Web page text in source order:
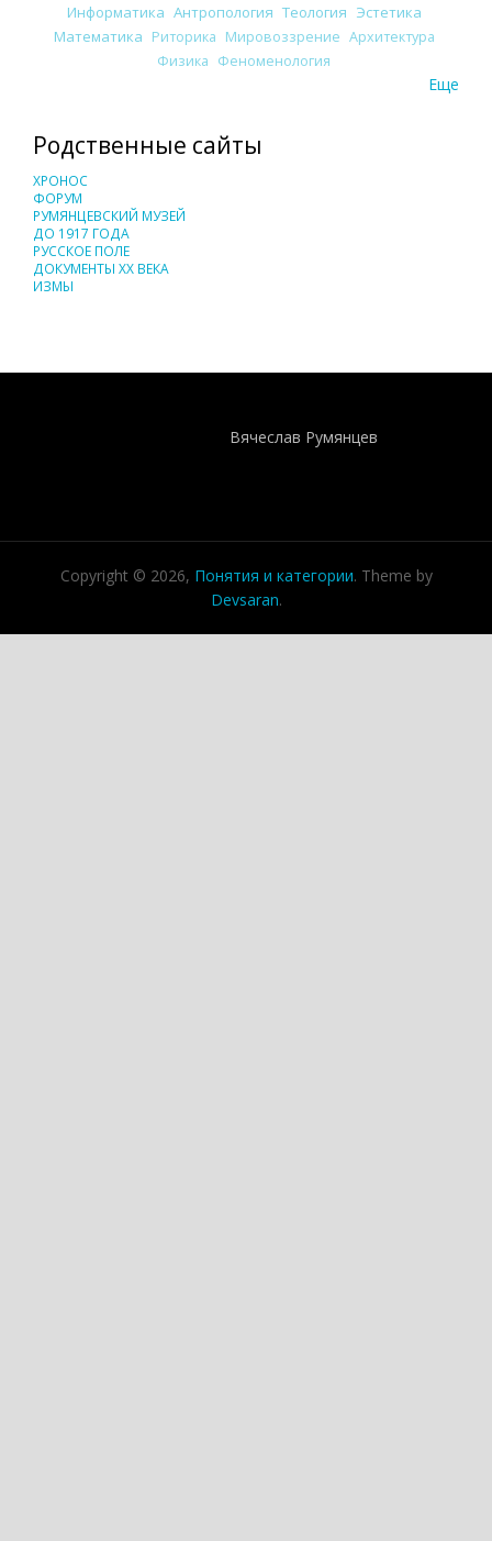
Информатика Антропология Теология Эстетика
Математика Риторика Мировоззрение Архитектура
Физика Феноменология
Еще
Родственные сайты
ХРОНОС
ФОРУМ
РУМЯНЦЕВСКИЙ МУЗЕЙ
ДО 1917 ГОДА
РУССКОЕ ПОЛЕ
ДОКУМЕНТЫ XX ВЕКА
ИЗМЫ
Вячеслав Румянцев
Copyright © 2026, Понятия и категории. Theme by
Devsaran.